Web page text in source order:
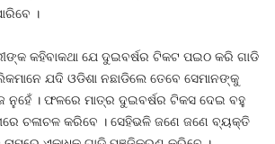
।
କହିବାକଥା ଯେ ଦୁଇବର୍ଷର ଟିକଟ ପଇଠ କରି ଗାଡି
ଯଦି ଓଡିଶା ନଛାଡିଲେ ତେବେ ସେମାନଙ୍କୁ
ନୁହେଁ । ଫଳରେ ମାତ୍ର ଦୁଇବର୍ଷର ଟିକସ ଦେଇ ବହୁ
ଚଳାଚଳ କରିବେ । ସେହିଭଳି ଜଣେ ଜଣେ ବ୍ୟକ୍ତି